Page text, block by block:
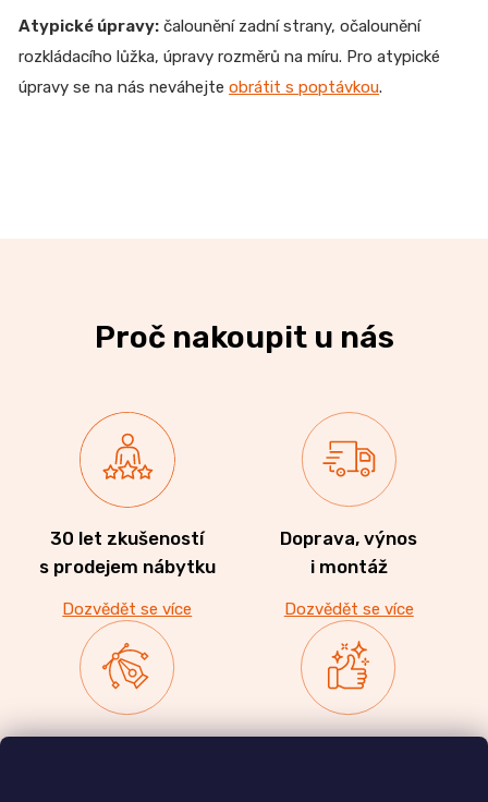
Atypické úpravy: čalounění zadní strany, očalounění
rozkládacího lůžka, úpravy rozměrů na míru. Pro atypické
úpravy se na nás neváhejte obrátit s poptávkou.
Proč nakoupit u nás
30 let zkušeností
s prodejem nábytku
Dozvědět se více
Doprava, výnos
i montáž
Dozvědět se více